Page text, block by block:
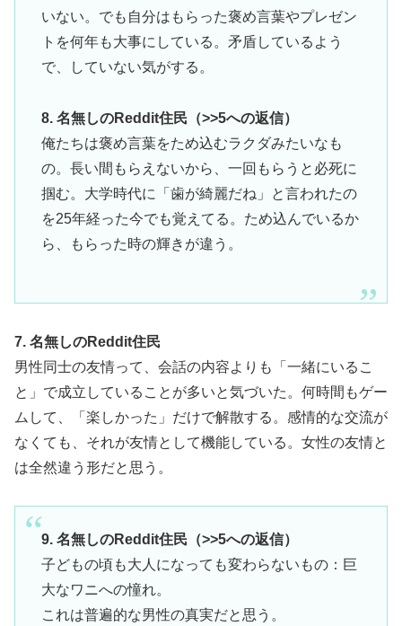
いない。でも自分はもらった褒め言葉やプレゼン
トを何年も大事にしている。矛盾しているよう
で、していない気がする。
8. 名無しのReddit住民（>>5への返信）
俺たちは褒め言葉をため込むラクダみたいなも
の。長い間もらえないから、一回もらうと必死に
掴む。大学時代に「歯が綺麗だね」と言われたの
を25年経った今でも覚えてる。ため込んでいるか
ら、もらった時の輝きが違う。
7. 名無しのReddit住民
男性同士の友情って、会話の内容よりも「一緒にいるこ
と」で成立していることが多いと気づいた。何時間もゲー
ムして、「楽しかった」だけで解散する。感情的な交流が
なくても、それが友情として機能している。女性の友情と
は全然違う形だと思う。
9. 名無しのReddit住民（>>5への返信）
子どもの頃も大人になっても変わらないもの：巨
大なワニへの憧れ。
これは普遍的な男性の真実だと思う。